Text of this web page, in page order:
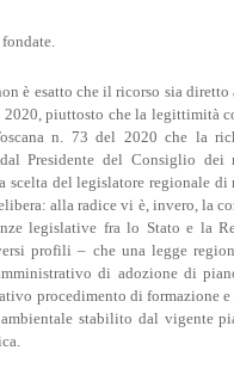
è esatto che il ricorso sia
piuttosto che la legittimità
n. 73 del 2020 che la
Presidente del Consiglio
scelta del legislatore regionale di
alla radice vi è, invero, la
legislative fra lo Stato e la
profili – che una legge
di adozione di
procedimento di formazione e
stabilito dal vigente